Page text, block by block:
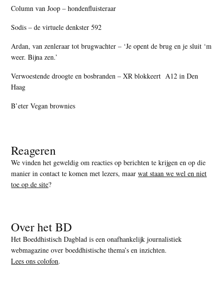
Column van Joop – hondenfluisteraar
Sodis – de virtuele denkster 592
Ardan, van zenleraar tot brugwachter – ‘Je opent de brug en je sluit ‘m
weer. Bijna zen.’
Verwoestende droogte en bosbranden – XR blokkeert A12 in Den
Haag
B’eter Vegan brownies
Reageren
We vinden het geweldig om reacties op berichten te krijgen en op die
manier in contact te komen met lezers, maarwat staan we wel en niet
toe op de site?
Over het BD
Het Boeddhistisch Dagblad is een onafhankelijk journalistiek
webmagazine over boeddhistische thema’s en inzichten.
Lees ons colofon.